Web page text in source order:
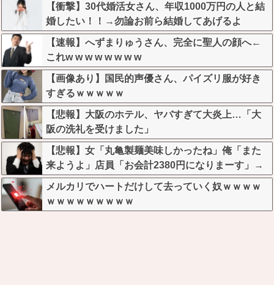
【衝撃】30代婚活女さん、年収1000万円の人と結
婚したい！！→勿論お前ら結婚してあげるよ
な？？？？？？？
【速報】へずまりゅうさん、完全に聖人の顔へ←
これw w w w w w w w
【画像あり】国民的声優さん、パイズリ服が好き
すぎるｗｗｗｗｗ
【悲報】大阪のホテル、ヤバすぎて大炎上…「大
阪の洗礼を受けました」
【悲報】女「丸亀製麺美味しかったね」俺「また
来ようよ」店員「お会計2380円になりまーす」→
その後『こう』なったんだが俺悪くないよ
な？？？？？？？？
メルカリでハートだけして去っていく奴ｗｗｗｗ
ｗｗｗｗｗｗｗｗｗ